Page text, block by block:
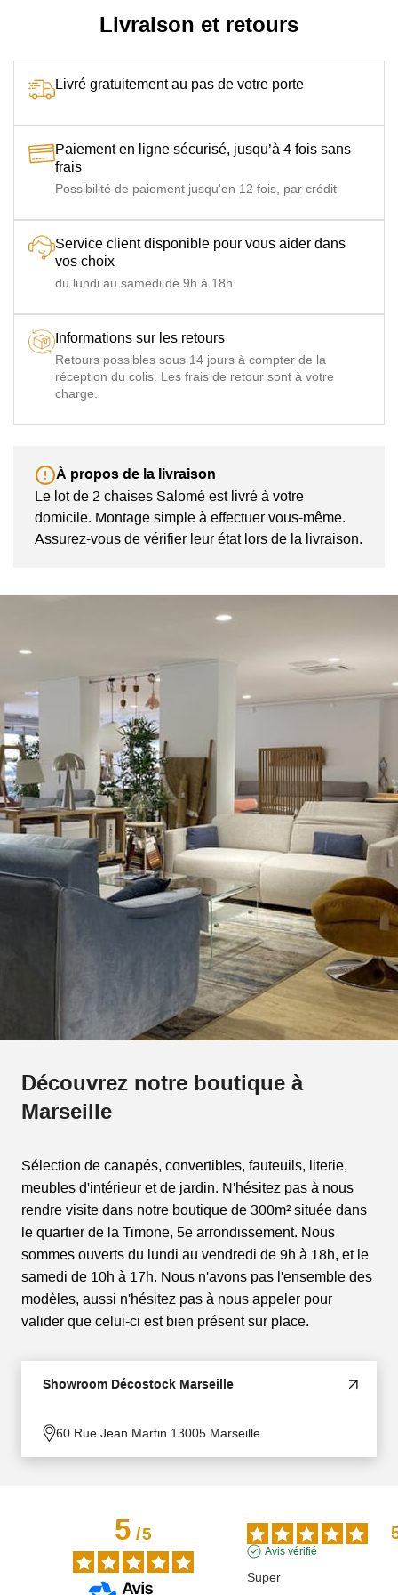
Livraison et retours
Livré gratuitement au pas de votre porte
Paiement en ligne sécurisé, jusqu’à 4 fois sans
frais
Possibilité de paiement jusqu'en 12 fois, par crédit
Service client disponible pour vous aider dans
vos choix
du lundi au samedi de 9h à 18h
Informations sur les retours
Retours possibles sous 14 jours à compter de la
réception du colis. Les frais de retour sont à votre
charge.
À propos de la livraison
Le lot de 2 chaises Salomé est livré à votre
domicile. Montage simple à effectuer vous-même.
Assurez-vous de vérifier leur état lors de la livraison.
Découvrez notre boutique à
Marseille
Sélection de canapés, convertibles, fauteuils, literie,
meubles d'intérieur et de jardin. N'hésitez pas à nous
rendre visite dans notre boutique de 300m² située dans
le quartier de la Timone, 5e arrondissement. Nous
sommes ouverts du lundi au vendredi de 9h à 18h, et le
samedi de 10h à 17h. Nous n'avons pas l'ensemble des
modèles, aussi n'hésitez pas à nous appeler pour
valider que celui-ci est bien présent sur place.
Showroom Décostock Marseille
60 Rue Jean Martin 13005 Marseille
5/5
Avis vérifié
Super